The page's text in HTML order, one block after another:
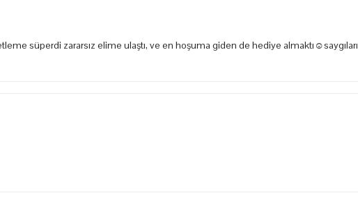
süperdi zararsız elime ulaştı, ve en hoşuma giden de hediye